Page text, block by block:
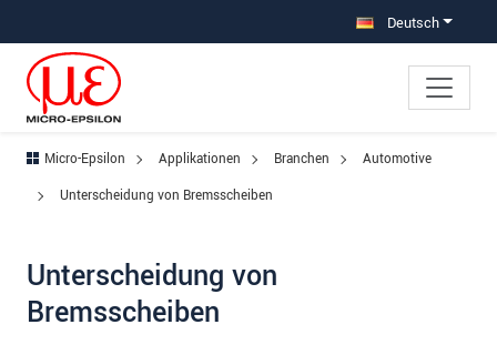
Deutsch
Micro-Epsilon Applikationen Branchen
Automotive
Unterscheidung von Bremsscheiben
Unterscheidung von
Bremsscheiben